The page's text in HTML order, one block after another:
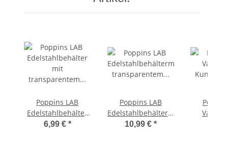
Poppins LAB
Edelstahlbehälter
mit transparentem
6,99 € *
Poppins LAB
Edelstahlbehältermit
transparentem
10,99 € *